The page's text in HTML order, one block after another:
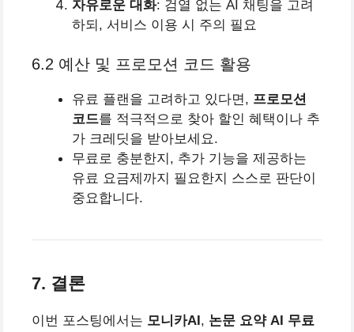
자유로운 대화: 검열 없는 AI 채팅을 고려
하되, 서비스 이용 시 주의 필요
6.2 예산 및 프로모션 코드 활용
유료 플랜을 고려하고 있다면, 프로모션
코드를 적극적으로 찾아 할인 혜택이나 추
가 크레딧을 받아보세요.
무료로 충분한지, 추가 기능을 제공하는
유료 요금제까지 필요한지 스스로 판단이
중요합니다.
7. 결론
이번 포스팅에서는 모니카AI , 논문 요약 AI 무료